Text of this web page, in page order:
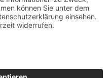
den Spirit und helfen
Gäste und eine
Jugendwerk und
Exoskeletts finden